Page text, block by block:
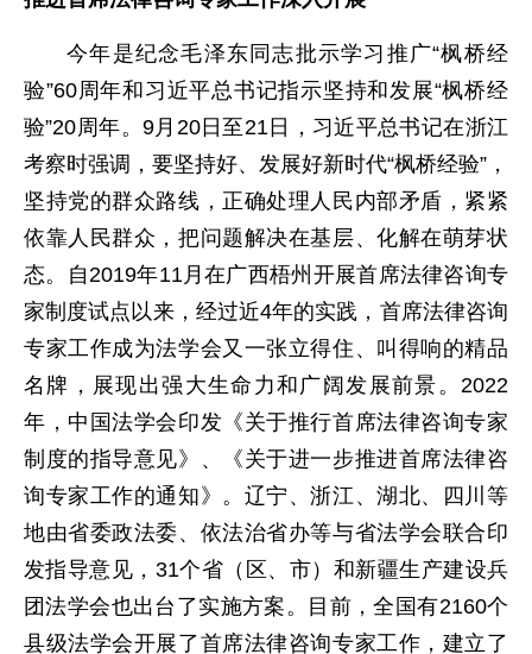
今年是纪念毛泽东同志批示学习推广“枫桥经
验”60周年和习近平总书记指示坚持和发展“枫桥经
验”20周年。9月20日至21日，习近平总书记在浙江
考察时强调，要坚持好、发展好新时代“枫桥经验”，
坚持党的群众路线，正确处理人民内部矛盾，紧紧
依靠人民群众，把问题解决在基层、化解在萌芽状
态。自2019年11月在广西梧州开展首席法律咨询专
家制度试点以来，经过近4年的实践，首席法律咨询
专家工作成为法学会又一张立得住、叫得响的精品
名牌，展现出强大生命力和广阔发展前景。2022
年，中国法学会印发《关于推行首席法律咨询专家
制度的指导意见》、《关于进一步推进首席法律咨
询专家工作的通知》。辽宁、浙江、湖北、四川等
地由省委政法委、依法治省办等与省法学会联合印
发指导意见，31个省（区、市）和新疆生产建设兵
团法学会也出台了实施方案。目前，全国有2160个
县级法学会开展了首席法律咨询专家工作，建立了